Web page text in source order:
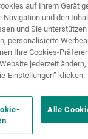
stärker
allem
auf Ihrem Gerät
Navigation und den
und Sie
personalisierte
Ihre Cookies-
jederzeit
Einstellungen” klicken.
Alle